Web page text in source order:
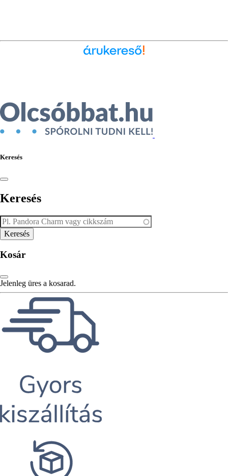
Keresés
Keresés
Kosár
Jelenleg üres a kosarad.